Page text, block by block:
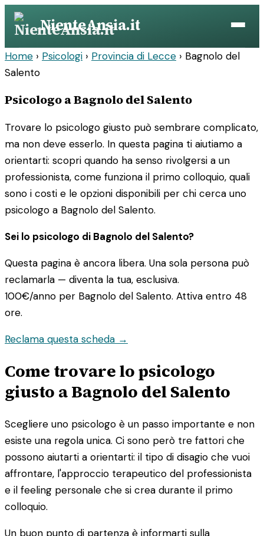
Vai
contenuto
NienteAnsia.it
Home › Psicologi › Provincia di Lecce › Bagnolo del
Salento
Psicologo a Bagnolo del Salento
Trovare lo psicologo giusto può sembrare complicato,
ma non deve esserlo. In questa pagina ti aiutiamo a
orientarti: scopri quando ha senso rivolgersi a un
professionista, come funziona il primo colloquio, quali
sono i costi e le opzioni disponibili per chi cerca uno
psicologo a Bagnolo del Salento.
Sei lo psicologo di Bagnolo del Salento?
Questa pagina è ancora libera. Una sola persona può
reclamarla — diventa la tua, esclusiva.
100€/anno per Bagnolo del Salento. Attiva entro 48
ore.
Reclama questa scheda →
Come trovare lo psicologo
giusto a Bagnolo del Salento
Scegliere uno psicologo è un passo importante e non
esiste una regola unica. Ci sono però tre fattori che
possono aiutarti a orientarti: il tipo di disagio che vuoi
affrontare, l'approccio terapeutico del professionista
e il feeling personale che si crea durante il primo
colloquio.
Un buon punto di partenza è informarti sulla